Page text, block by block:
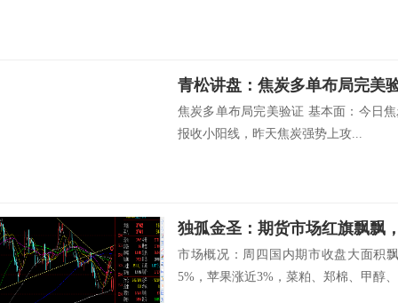
青松讲盘：焦炭多单布局完美
焦炭多单布局完美验证 基本面：今日
报收小阳线，昨天焦炭强势上攻...
独孤金圣：期货市场红旗飘飘
市场概况：周四国内期市收盘大面积
5%，苹果涨近3%，菜粕、郑棉、甲醇